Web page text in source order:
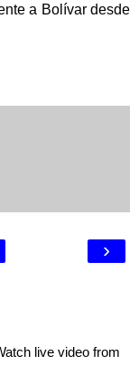
a Bolívar desde
›
live video from